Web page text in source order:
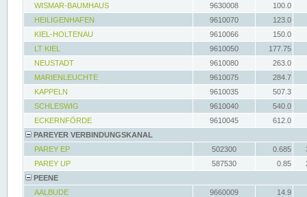
WISMAR-BAUMHAUS
9630008
100.0
HEILIGENHAFEN
9610070
123.0
KIEL-HOLTENAU
9610066
150.0
LT KIEL
9610050
177.75
NEUSTADT
9610080
263.0
MARIENLEUCHTE
9610075
284.7
KAPPELN
9610035
507.3
SCHLESWIG
9610040
540.0
ECKERNFÖRDE
9610045
612.0
PAREYER VERBINDUNGSKANAL
PAREY EP
502300 0.685
PAREY UP
587530 0.85
PEENE
AALBUDE
9660009
14.9